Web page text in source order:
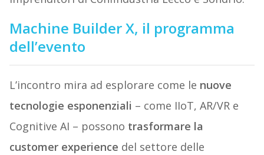
Machine Builder X, il programma
dell’evento
L’incontro mira ad esplorare come le nuove
tecnologie esponenziali – come IIoT, AR/VR e
Cognitive AI – possono trasformare la
customer experience del settore delle